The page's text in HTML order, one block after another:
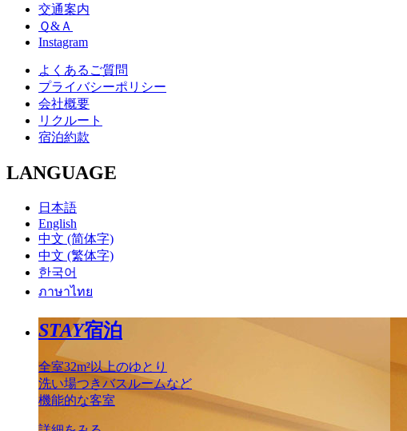
交通案内
Ｑ&Ａ
Instagram
よくあるご質問
プライバシーポリシー
会社概要
リクルート
宿泊約款
LANGUAGE
日本語
English
中文 (简体字)
中文 (繁体字)
한국어
ภาษาไทย
STAY宿泊
全室32m²以上のゆとり
洗い場つきバスルームなど
機能的な客室